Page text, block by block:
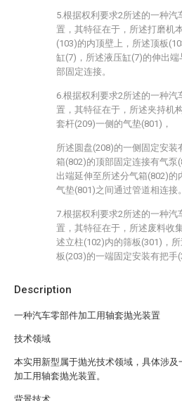
Description
一种汽车零部件加工用轴套抛光装置
技术领域
本实用新型属于抛光技术领域，具体涉及
加工用轴套抛光装置。
5.根据权利要求2所述的一种
置，其特征在于，所述打磨机
(103)的内顶壁上，所述顶板
缸(7)，所述液压缸(7)的伸出
部固定连接。
6.根据权利要求2所述的一种
置，其特征在于，所述夹持机
套杆(209)一侧的气垫(801)，
所述圆盘(208)的一侧固定安
箱(802)的顶部固定连接有气泵
出端延伸至所述分气箱(802)
气垫(801)之间通过管道相连接。
7.根据权利要求2所述的一种汽
置，其特征在于，所述废料收
述立柱(102)内的筛板(301)，
板(203)的一端固定安装有把手